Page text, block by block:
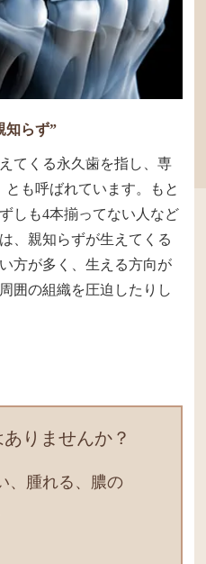
知らず”
てくる永久歯を指し、専
も呼ばれています。もと
しも4本揃ってない人など
、親知らずが生えてくる
方が多く、生える方向が
囲の組織を圧迫したりし
りませんか？
、腫れる、膿の